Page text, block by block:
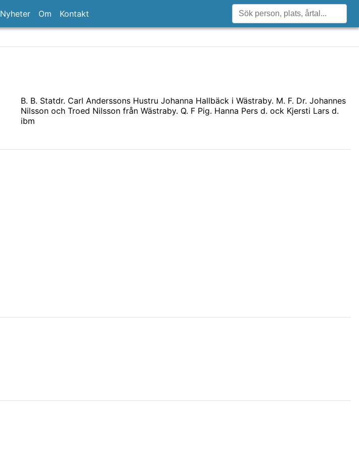
Nyheter Om Kontakt
B. B. Statdr. Carl Anderssons Hustru Johanna Hallbäck i Wästraby. M. F. Dr. Johannes
Nilsson och Troed Nilsson från Wästraby. Q. F Pig. Hanna Pers d. ock Kjersti Lars d.
ibm